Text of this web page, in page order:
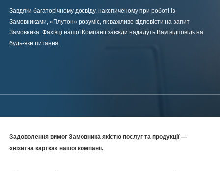
Завдяки багаторічному досвіду, накопиченому при роботі із
Замовниками, «Плутон» розуміє, як важливо відповісти на запит
Замовника. Фахівці нашої Компанії завжди нададуть Вам відповідь на
будь-яке питання.
Задоволення вимог Замовника якістю послуг та продукції —
«візитна картка» нашої компанії.